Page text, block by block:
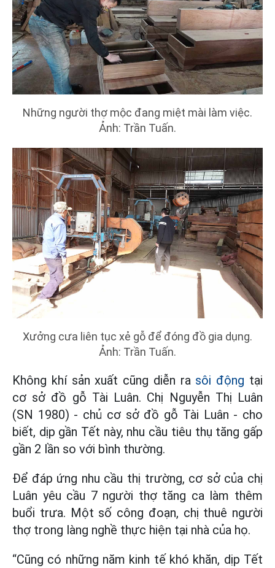
Những người thợ mộc đang miệt mài làm việc.
Ảnh: Trần Tuấn.
Xưởng cưa liên tục xẻ gỗ để đóng đồ gia dụng.
Ảnh: Trần Tuấn.
Không khí sản xuất cũng diễn ra sôi động tại
cơ sở đồ gỗ Tài Luân. Chị Nguyễn Thị Luân
(SN 1980) - chủ cơ sở đồ gỗ Tài Luân - cho
biết, dịp gần Tết này, nhu cầu tiêu thụ tăng gấp
gần 2 lần so với bình thường.
Để đáp ứng nhu cầu thị trường, cơ sở của chị
Luân yêu cầu 7 người thợ tăng ca làm thêm
buổi trưa. Một số công đoạn, chị thuê người
thợ trong làng nghề thực hiện tại nhà của họ.
“Cũng có những năm kinh tế khó khăn, dịp Tết